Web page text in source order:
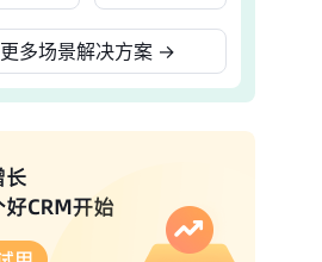
更多场景解决方案 →